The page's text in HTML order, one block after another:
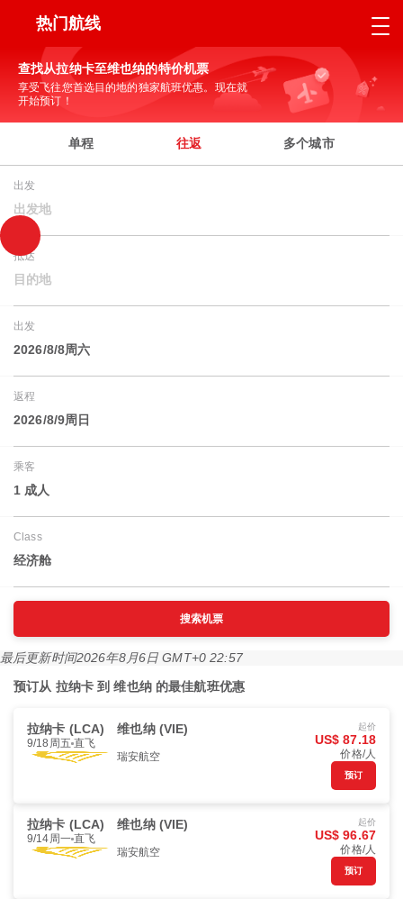
热门航线
查找从拉纳卡至维也纳的特价机票
享受飞往您首选目的地的独家航班优惠。现在就
开始预订！
单程 往返 多个城市
出发
出发地
抵达
目的地
出发
2026/8/8周六
返程
2026/8/9周日
乘客
1 成人
Class
经济舱
搜索机票
最后更新时间2026年8月6日 GMT+0 22:57
预订从 拉纳卡 到 维也纳 的最佳航班优惠
拉纳卡 (LCA) 维也纳 (VIE)
9/18周五 直飞
瑞安航空
起价
US$ 87.18
价格/人
预订
拉纳卡 (LCA) 维也纳 (VIE)
9/14周一 直飞
瑞安航空
起价
US$ 96.67
价格/人
预订